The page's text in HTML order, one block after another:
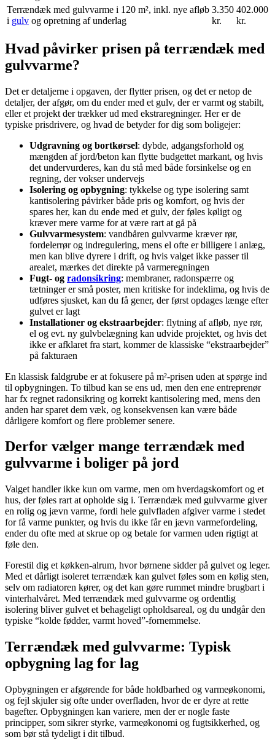
Terrændæk med gulvvarme i 120 m², inkl. nye afløb
i gulv og opretning af underlag
3.350
kr.
402.000
kr.
Hvad påvirker prisen på terrændæk med
gulvvarme?
Det er detaljerne i opgaven, der flytter prisen, og det er netop de
detaljer, der afgør, om du ender med et gulv, der er varmt og stabilt,
eller et projekt der trækker ud med ekstraregninger. Her er de
typiske prisdrivere, og hvad de betyder for dig som boligejer:
Udgravning og bortkørsel: dybde, adgangsforhold og
mængden af jord/beton kan flytte budgettet markant, og hvis
det undervurderes, kan du stå med både forsinkelse og en
regning, der vokser undervejs
Isolering og opbygning: tykkelse og type isolering samt
kantisolering påvirker både pris og komfort, og hvis der
spares her, kan du ende med et gulv, der føles køligt og
kræver mere varme for at være rart at gå på
Gulvvarmesystem: vandbåren gulvvarme kræver rør,
fordelerrør og indregulering, mens el ofte er billigere i anlæg,
men kan blive dyrere i drift, og hvis valget ikke passer til
arealet, mærkes det direkte på varmeregningen
Fugt- og radonsikring: membraner, radonspærre og
tætninger er små poster, men kritiske for indeklima, og hvis de
udføres sjusket, kan du få gener, der først opdages længe efter
gulvet er lagt
Installationer og ekstraarbejder: flytning af afløb, nye rør,
el og evt. ny gulvbelægning kan udvide projektet, og hvis det
ikke er afklaret fra start, kommer de klassiske “ekstraarbejder”
på fakturaen
En klassisk faldgrube er at fokusere på m²-prisen uden at spørge ind
til opbygningen. To tilbud kan se ens ud, men den ene entreprenør
har fx regnet radonsikring og korrekt kantisolering med, mens den
anden har sparet dem væk, og konsekvensen kan være både
dårligere komfort og flere problemer senere.
Derfor vælger mange terrændæk med
gulvvarme i boliger på jord
Valget handler ikke kun om varme, men om hverdagskomfort og et
hus, der føles rart at opholde sig i. Terrændæk med gulvvarme giver
en rolig og jævn varme, fordi hele gulvfladen afgiver varme i stedet
for få varme punkter, og hvis du ikke får en jævn varmefordeling,
ender du ofte med at skrue op og betale for varmen uden rigtigt at
føle den.
Forestil dig et køkken-alrum, hvor børnene sidder på gulvet og leger.
Med et dårligt isoleret terrændæk kan gulvet føles som en kølig sten,
selv om radiatoren kører, og det kan gøre rummet mindre brugbart i
vinterhalvåret. Med terrændæk med gulvvarme og ordentlig
isolering bliver gulvet et behageligt opholdsareal, og du undgår den
typiske “kolde fødder, varmt hoved”-fornemmelse.
Terrændæk med gulvvarme: Typisk
opbygning lag for lag
Opbygningen er afgørende for både holdbarhed og varmeøkonomi,
og fejl skjuler sig ofte under overfladen, hvor de er dyre at rette
bagefter. Opbygningen kan variere, men der er nogle faste
principper, som sikrer styrke, varmeøkonomi og fugtsikkerhed, og
som bør stå tydeligt i dit tilbud.